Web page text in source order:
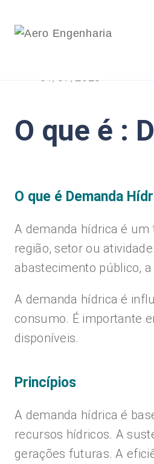
O que é :
O que é Demanda
A demanda hídrica é
região, setor ou
abastecimento público,
A demanda hídrica é
consumo. É importante
disponíveis.
Princípios
A demanda hídrica é
recursos hídricos. A
gerações futuras. A